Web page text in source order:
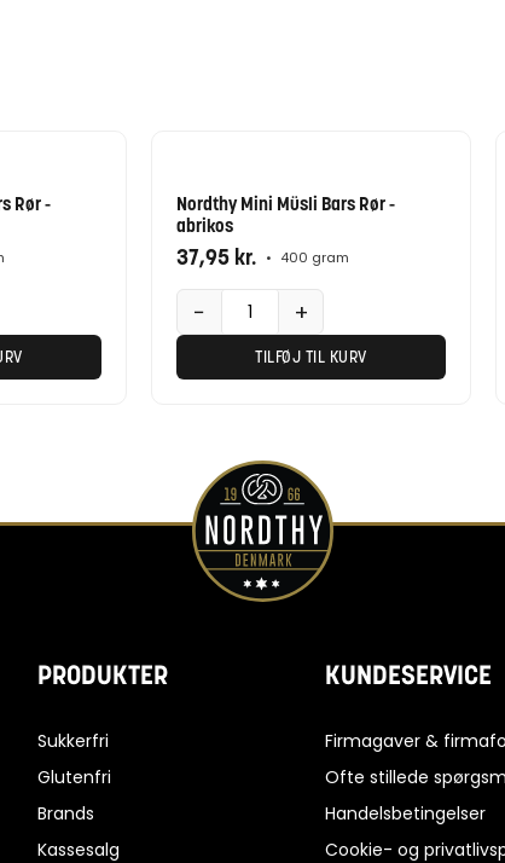
Rør -
Nordthy Mini Müsli Bars Rør -
abrikos
37,95 kr. • 400 gram
− +
TILFØJ TIL KURV
PRODUKTER
Sukkerfri
Glutenfri
Brands
Kassesalg
KUNDESERVICE
Firmagaver &
Ofte stillede
Handelsbetingelser
Cookie- og